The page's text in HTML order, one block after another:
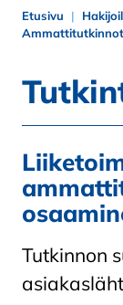
Etusivu
Ammattitutkinnot
Tutkinnon